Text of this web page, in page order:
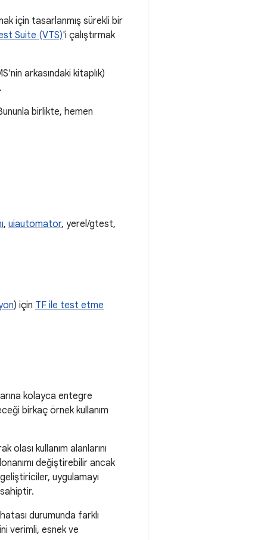
için tasarlanmış sürekli bir
Suite (VTS)'i çalıştırmak
arkasındaki kitaplık)
birlikte, hemen
, uiautomator, yerel/gtest,
) için TF ile test etme
kolayca entegre
birkaç örnek kullanım
kullanım alanlarını
değiştirebilir ancak
uygulamayı
durumunda farklı
verimli, esnek ve